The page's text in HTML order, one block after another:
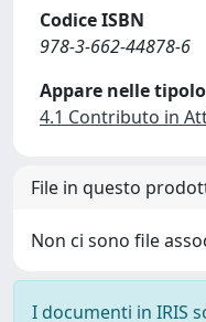
Codice ISBN
978-3-662-44878-6
Appare nelle
4.1 Contributo in
File in questo
Non ci sono file
I documenti in IRIS